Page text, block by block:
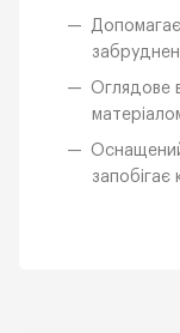
Оглядове
запобігає